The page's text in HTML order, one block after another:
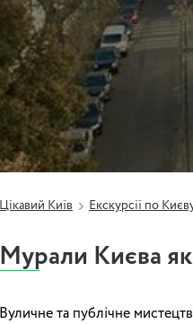
Цікавий Київ Екскурсії по
Мурали Києва
Вуличне та публічне